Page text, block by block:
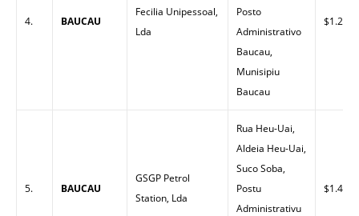
4. BAUCAU
Fecilia Unipessoal,
Lda
Posto
Administrativo
Baucau,
Munisipiu
Baucau
$1.22
5. BAUCAU
GSGP Petrol
Station, Lda
Rua Heu-Uai,
Aldeia Heu-Uai,
Suco Soba,
Postu
Administrativu
$1.43